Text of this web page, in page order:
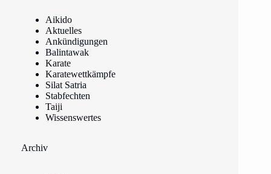
Aikido
Aktuelles
Ankündigungen
Balintawak
Karate
Karatewettkämpfe
Silat Satria
Stabfechten
Taiji
Wissenswertes
Archiv